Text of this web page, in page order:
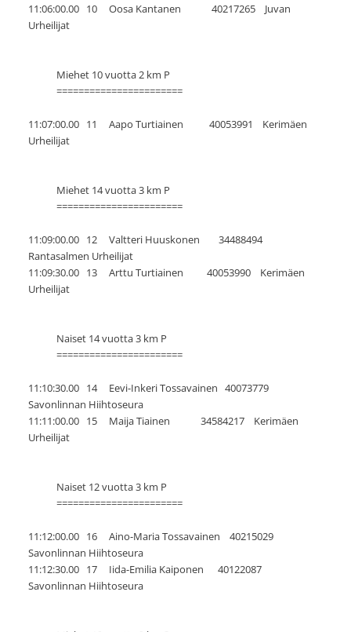
11:06:00.00 10 Oosa Kantanen 40217265 Juvan
Urheilijat
Miehet 10 vuotta 2 km P
=======================
11:07:00.00 11 Aapo Turtiainen 40053991 Kerimäen
Urheilijat
Miehet 14 vuotta 3 km P
=======================
11:09:00.00 12 Valtteri Huuskonen 34488494
Rantasalmen Urheilijat
11:09:30.00 13 Arttu Turtiainen 40053990 Kerimäen
Urheilijat
Naiset 14 vuotta 3 km P
=======================
11:10:30.00 14 Eevi-Inkeri Tossavainen 40073779
Savonlinnan Hiihtoseura
11:11:00.00 15 Maija Tiainen 34584217 Kerimäen
Urheilijat
Naiset 12 vuotta 3 km P
=======================
11:12:00.00 16 Aino-Maria Tossavainen 40215029
Savonlinnan Hiihtoseura
11:12:30.00 17 Iida-Emilia Kaiponen 40122087
Savonlinnan Hiihtoseura